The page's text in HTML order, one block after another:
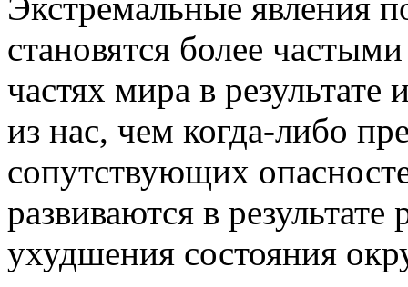
становятся более
частях мира в
из нас, чем когда-либо
сопутствующих
развиваются в
ухудшения состояния